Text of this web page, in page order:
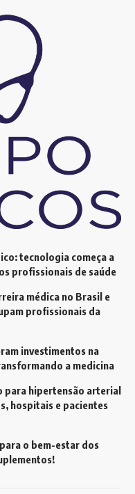
tecnologia começa a
profissionais de saúde
médica no Brasil e
profissionais da
investimentos na
a medicina
para hipertensão arterial
hospitais e pacientes
o bem-estar dos